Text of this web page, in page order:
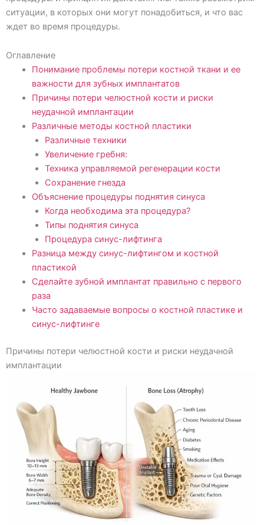
ситуации, в которых они могут понадобиться, и что вас
ждет во время процедуры.
Оглавление
Понимание проблемы потери костной ткани и ее
важности для зубных имплантатов
Причины потери челюстной кости и риски
неудачной имплантации
Различные методы костной пластики
Различные техники
Увеличение гребня:
Техника управляемой регенерации кости
Сохранение гнезда
Объяснение процедуры поднятия синуса
Когда необходима эта процедура?
Типы поднятия синуса
Процедура синус-лифтинга
Разница между синус-лифтингом и костной
пластикой
Сделайте зубной имплантат правильно с первого
раза
Часто задаваемые вопросы о костной пластике и
синус-лифтинге
Причины потери челюстной кости и риски неудачной
имплантации